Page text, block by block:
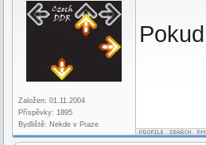
Založen: 01.11.2004
Příspěvky: 1895
Bydliště: Nekde v Praze